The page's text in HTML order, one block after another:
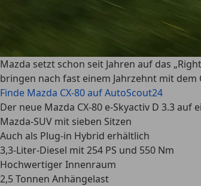
Mazda setzt schon seit Jahren auf das
bringen nach fast einem Jahrzehnt mit
Finde Mazda CX-80 auf AutoScout24
Der neue Mazda CX-80 e-Skyactiv D 3.3 auf
Mazda-SUV mit sieben Sitzen
Auch als Plug-in Hybrid erhältlich
3,3-Liter-Diesel mit 254 PS und 550 Nm
Hochwertiger Innenraum
2,5 Tonnen Anhängelast